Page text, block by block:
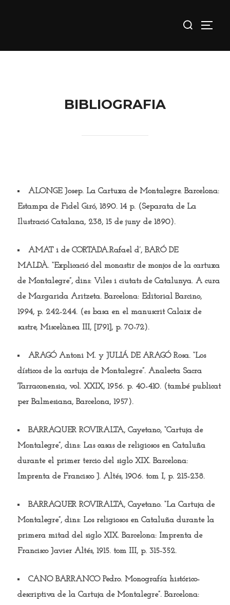
BIBLIOGRAFIA
ALONGE Josep. La Cartuxa de Montalegre. Barcelona:
Estampa de Fidel Giró, 1890. 14 p. (Separata de La
Ilustració Catalana, 238, 15 de juny de 1890).
AMAT i de CORTADA.Rafael d’, BARÓ DE
MALDÀ.“Explicació del monastir de monjos de la cartuxa
de Montalegre”, dins: Viles i ciutats de Catalunya. A cura
de Margarida Aritzeta. Barcelona: Editorial Barcino,
1994, p. 242-244. (es basa en el manuscrit Calaix de
sastre, Miscelànea III, [1791], p. 70-72).
ARAGÓ Antoni M. y JULIÁ DE ARAGÓ Rosa.“Los
dísticos de la cartuja de Montalegre”. Analecta Sacra
Tarraconensia, vol. XXIX, 1956. p. 40-410. (també publicat
per Balmesiana, Barcelona, 1957).
BARRAQUER ROVIRALTA,Cayetano, “Cartuja de
Montalegre”, dins: Las casas de religiosos en Cataluña
durante el primer tercio del siglo XIX. Barcelona:
Imprenta de Francisco J. Altés, 1906. tom I, p. 215-238.
BARRAQUER ROVIRALTA, Cayetano.“La Cartuja de
Montalegre”, dins: Los religiosos en Cataluña durante la
primera mitad del siglo XIX. Barcelona: Imprenta de
Francisco Javier Altés, 1915. tom III, p. 315-352.
CANO BARRANCO Pedro. Monografía histórico-
descriptiva de la Cartuja de Montalegre”. Barcelona: